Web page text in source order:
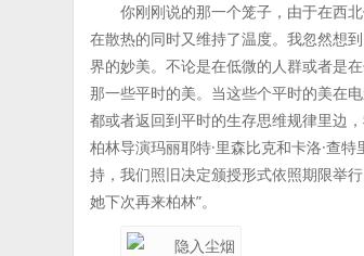
你刚刚说的那一个笼子，由于在西
在散热的同时又维持了温度。我忽然想
界的妙美。不论是在低微的人群或者是
那一些平时的美。当这些个平时的美在
都或者返回到平时的生存思维规律里边
柏林导演玛丽耶特·里森比克和卡洛·查
持，我们照旧决定颁授形式依照期限举
她下次再来柏林”。